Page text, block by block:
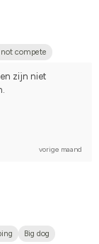
not compete
zijn niet
vorige maand
Big dog